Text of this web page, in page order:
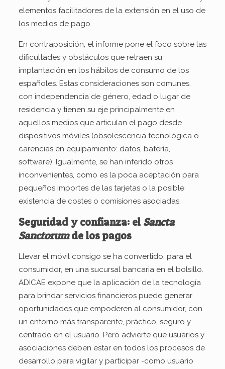
elementos facilitadores de la extensión en el uso de
los medios de pago.
En contraposición, el informe pone el foco sobre las
dificultades y obstáculos que retraen su
implantación en los hábitos de consumo de los
españoles. Estas consideraciones son comunes,
con independencia de género, edad o lugar de
residencia y tienen su eje principalmente en
aquellos medios que articulan el pago desde
dispositivos móviles (obsolescencia tecnológica o
carencias en equipamiento: datos, batería,
software). Igualmente, se han inferido otros
inconvenientes, como es la poca aceptación para
pequeños importes de las tarjetas o la posible
existencia de costes o comisiones asociadas.
Seguridad y confianza: el Sancta
Sanctorumde los pagos
Llevar el móvil consigo se ha convertido, para el
consumidor, en una sucursal bancaria en el bolsillo.
ADICAE expone que la aplicación de la tecnología
para brindar servicios financieros puede generar
oportunidades que empoderen al consumidor, con
un entorno más transparente, práctico, seguro y
centrado en el usuario. Pero advierte que usuarios y
asociaciones deben estar en todos los procesos de
desarrollo para vigilar y participar -como usuario